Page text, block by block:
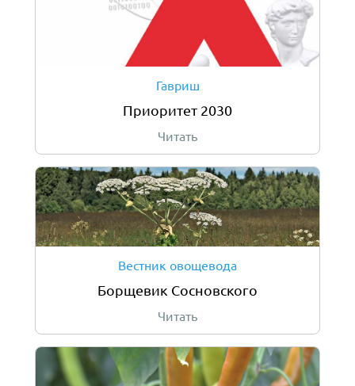
Гавриш
Приоритет 2030
Читать
Вестник овощевода
Борщевик Сосновского
Читать